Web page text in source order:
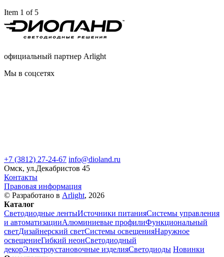
Item 1 of 5
официальный партнер Arlight
Мы в соцсетях
+7 (3812) 27-24-67 info@dioland.ru
Омск, ул.Декабристов 45
Контакты
Правовая информация
© Разработано в Arlight, 2026
Каталог
Светодиодные лентыИсточники питанияСистемы управления
и автоматизацииАлюминиевые профилиФункциональный
светДизайнерский светСистемы освещенияНаружное
освещениеГибкий неонСветодиодный
декорЭлектроустановочные изделияСветодиоды Новинки